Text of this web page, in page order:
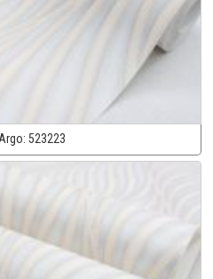
Argo: 523223